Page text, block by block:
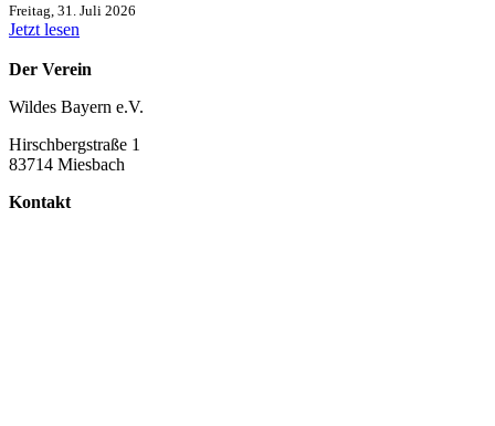
Freitag, 31. Juli 2026
Jetzt lesen
Der Verein
Wildes Bayern e.V.
Hirschbergstraße 1
83714 Miesbach
Kontakt